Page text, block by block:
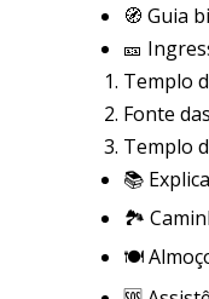
🧭 Guia
🎫
Templo
Fonte
Templo
📚
🏞️
🍽️